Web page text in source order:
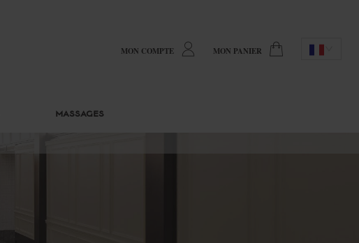
MON COMPTE MON PANIER
MASSAGES